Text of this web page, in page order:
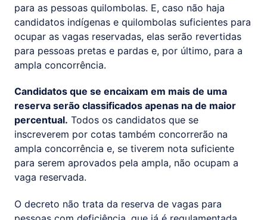
para as pessoas quilombolas. E, caso não haja
candidatos indígenas e quilombolas suficientes para
ocupar as vagas reservadas, elas serão revertidas
para pessoas pretas e pardas e, por último, para a
ampla concorrência.
Candidatos que se encaixam em mais de uma
reserva serão classificados apenas na de maior
percentual. Todos os candidatos que se
inscreverem por cotas também concorrerão na
ampla concorrência e, se tiverem nota suficiente
para serem aprovados pela ampla, não ocupam a
vaga reservada.
O decreto não trata da reserva de vagas para